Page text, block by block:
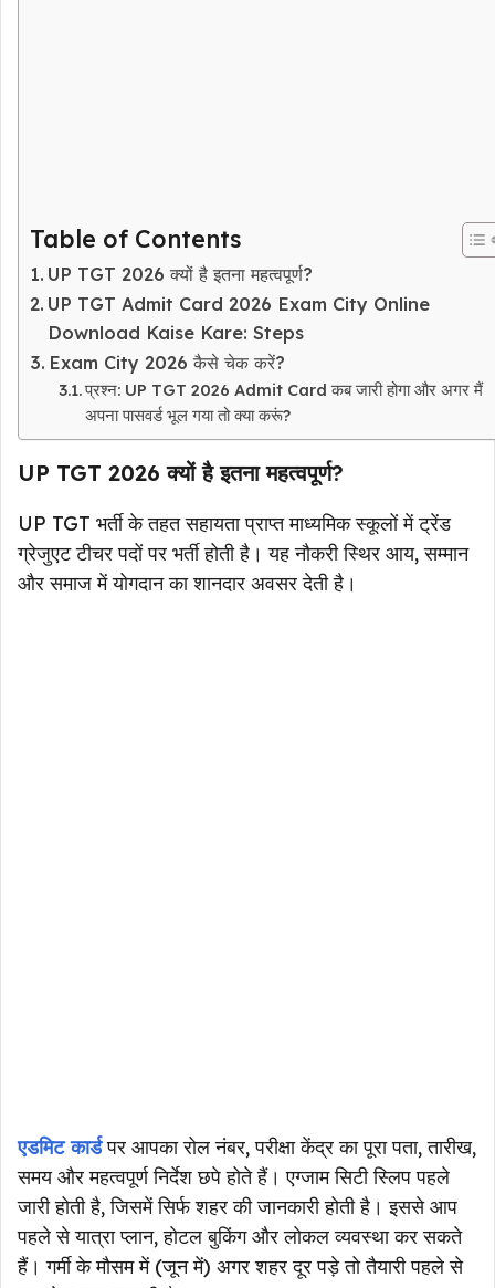
Table of Contents
UP TGT 2026 क्यों है इतना महत्वपूर्ण?
UP TGT Admit Card 2026 Exam City Online
Download Kaise Kare: Steps
Exam City 2026 कैसे चेक करें?
प्रश्न: UP TGT 2026 Admit Card कब जारी होगा और अगर मैं
अपना पासवर्ड भूल गया तो क्या करूं?
UP TGT 2026 क्यों है इतना महत्वपूर्ण?
UP TGT भर्ती के तहत सहायता प्राप्त माध्यमिक स्कूलों में ट्रेंड
ग्रेजुएट टीचर पदों पर भर्ती होती है। यह नौकरी स्थिर आय, सम्मान
और समाज में योगदान का शानदार अवसर देती है।
एडमिट कार्डपर आपका रोल नंबर, परीक्षा केंद्र का पूरा पता, तारीख,
समय और महत्वपूर्ण निर्देश छपे होते हैं। एग्जाम सिटी स्लिप पहले
जारी होती है, जिसमें सिर्फ शहर की जानकारी होती है। इससे आप
पहले से यात्रा प्लान, होटल बुकिंग और लोकल व्यवस्था कर सकते
हैं। गर्मी के मौसम में (जून में) अगर शहर दूर पड़े तो तैयारी पहले से